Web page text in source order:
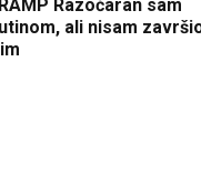
Razočaran sam
ali nisam